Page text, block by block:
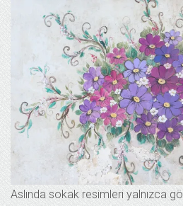
Aslında sokak resimleri yalnızca